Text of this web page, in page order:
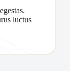
luctus